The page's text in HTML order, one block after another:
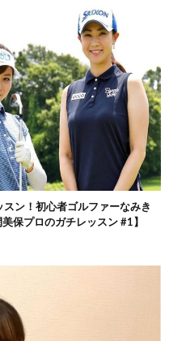
ン！初心者ゴルファーなみき
保プロのガチレッスン #1】